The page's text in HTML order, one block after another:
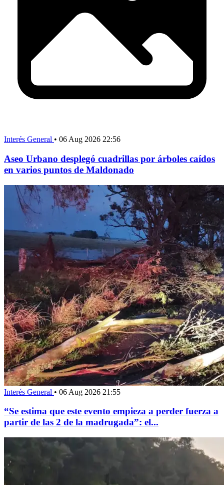
Interés General • 06 Aug 2026 22:56
Aseo Urbano desplegó cuadrillas por árboles caídos
en varios puntos de Maldonado
Interés General • 06 Aug 2026 21:55
“Se estima que este evento empieza a perder fuerza a
partir de las 2 de la madrugada”: el...